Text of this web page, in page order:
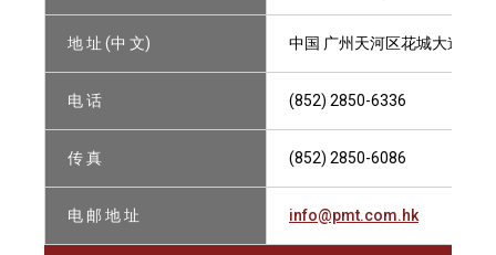
地 址 (中 文) 中国 广州天河区花城大道68
电 话 (852) 2850-6336
传 真 (852) 2850-6086
电 邮 地 址 info@pmt.com.hk